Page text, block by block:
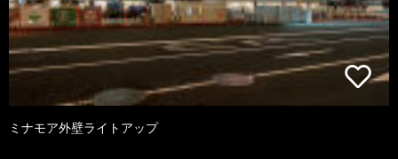
ミナモア外壁ライトアップ